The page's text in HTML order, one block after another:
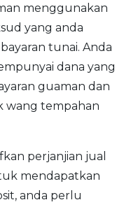
menggunakan
yang anda
tunai. Anda
dana yang
guaman dan
wang tempahan
perjanjian jual
mendapatkan
anda perlu